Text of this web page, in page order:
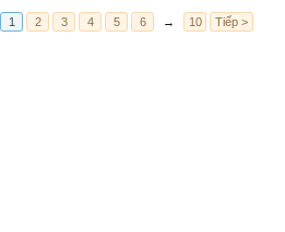
1 2 3 4 5 6 → 10 Tiếp >